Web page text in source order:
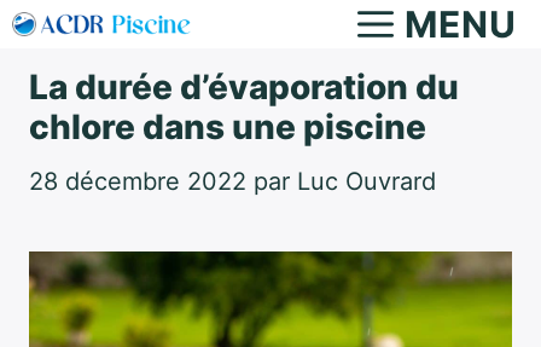
Aller
contenu
MENU
La durée d’évaporation du
chlore dans une piscine
28 décembre 2022 par Luc Ouvrard